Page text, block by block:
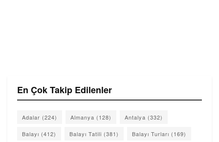
En Çok Takip Edilenler
Adalar (224) Almanya (128) Antalya (332)
Balayı (412) Balayı Tatili (381) Balayı Turları (169)